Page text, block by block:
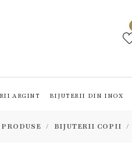
ARGINT BIJUTERII DIN INOX
PRODUSE BIJUTERII COPII